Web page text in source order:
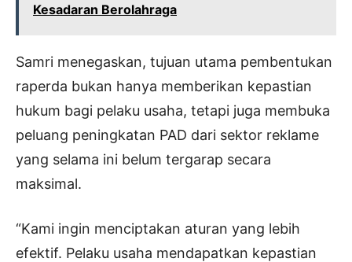
Kesadaran Berolahraga
Samri menegaskan, tujuan utama pembentukan
raperda bukan hanya memberikan kepastian
hukum bagi pelaku usaha, tetapi juga membuka
peluang peningkatan PAD dari sektor reklame
yang selama ini belum tergarap secara
maksimal.
“Kami ingin menciptakan aturan yang lebih
efektif. Pelaku usaha mendapatkan kepastian